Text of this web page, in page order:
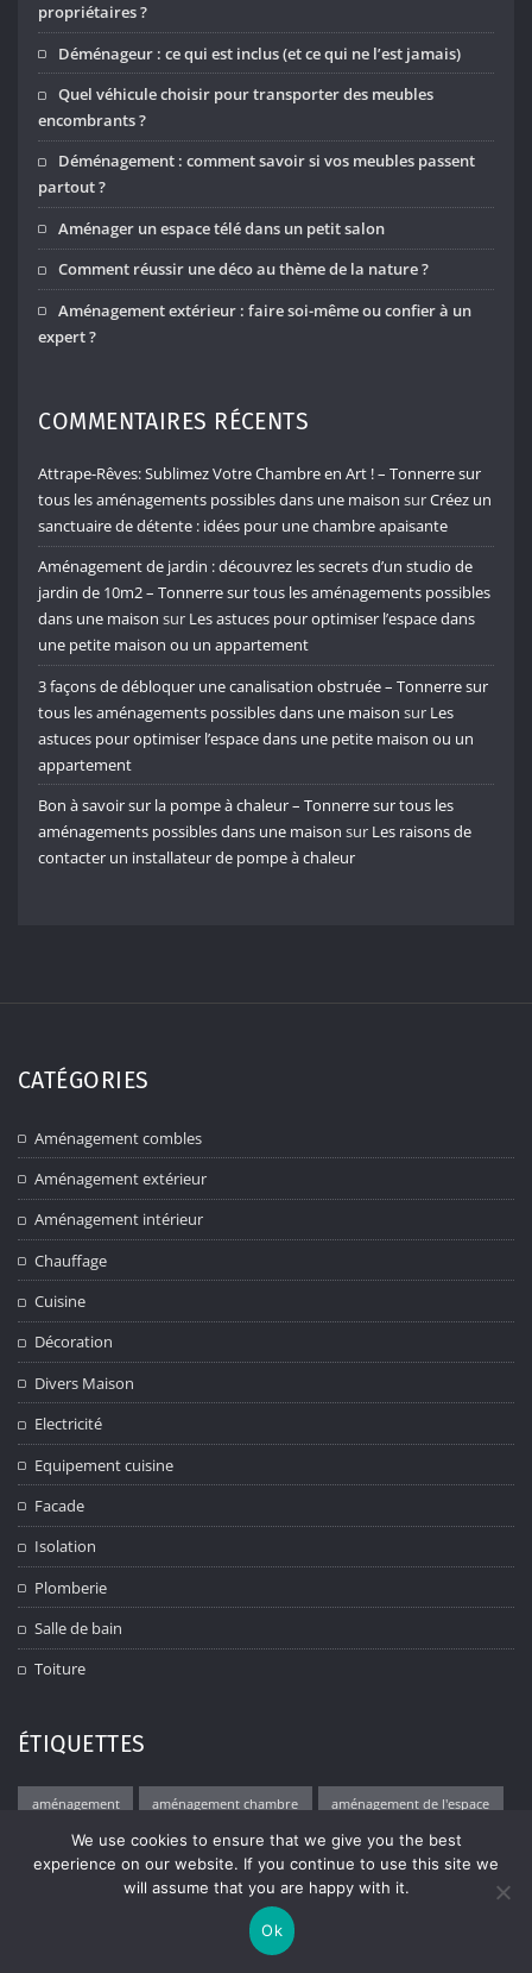
propriétaires ?
Déménageur : ce qui est inclus (et ce qui ne l’est jamais)
Quel véhicule choisir pour transporter des meubles
encombrants ?
Déménagement : comment savoir si vos meubles passent
partout ?
Aménager un espace télé dans un petit salon
Comment réussir une déco au thème de la nature ?
Aménagement extérieur : faire soi-même ou confier à un
expert ?
COMMENTAIRES RÉCENTS
Attrape-Rêves: Sublimez Votre Chambre en Art ! – Tonnerre sur
tous les aménagements possibles dans une maison surCréez un
sanctuaire de détente : idées pour une chambre apaisante
Aménagement de jardin : découvrez les secrets d’un studio de
jardin de 10m2 – Tonnerre sur tous les aménagements possibles
dans une maison sur Les astuces pour optimiser l’espace dans
une petite maison ou un appartement
3 façons de débloquer une canalisation obstruée – Tonnerre sur
tous les aménagements possibles dans une maison sur Les
astuces pour optimiser l’espace dans une petite maison ou un
appartement
Bon à savoir sur la pompe à chaleur – Tonnerre sur tous les
aménagements possibles dans une maison sur Les raisons de
contacter un installateur de pompe à chaleur
CATÉGORIES
Aménagement combles
Aménagement extérieur
Aménagement intérieur
Chauffage
Cuisine
Décoration
Divers Maison
Electricité
Equipement cuisine
Facade
Isolation
Plomberie
Salle de bain
Toiture
ÉTIQUETTES
aménagement aménagement chambre aménagement de l'espace
aménagement de la cuisine aménagement des combles
aménagement extérieur Aménagement intérieur
aménager des combles
We use cookies to ensure that we give you the best
experience on our website. If you continue to use this site we
will assume that you are happy with it.
Ok